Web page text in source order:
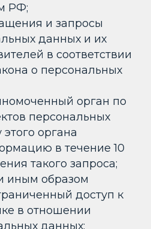
РФ;
и запросы
данных и их
в соответствии
о персональных
орган по
персональных
органа
в течение 10
такого запроса;
иным образом
доступ к
в отношении
данных;